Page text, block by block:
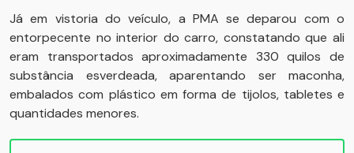
Já em vistoria do veículo, a PMA se deparou com o
entorpecente no interior do carro, constatando que ali
eram transportados aproximadamente 330 quilos de
substância esverdeada, aparentando ser maconha,
embalados com plástico em forma de tijolos, tabletes e
quantidades menores.